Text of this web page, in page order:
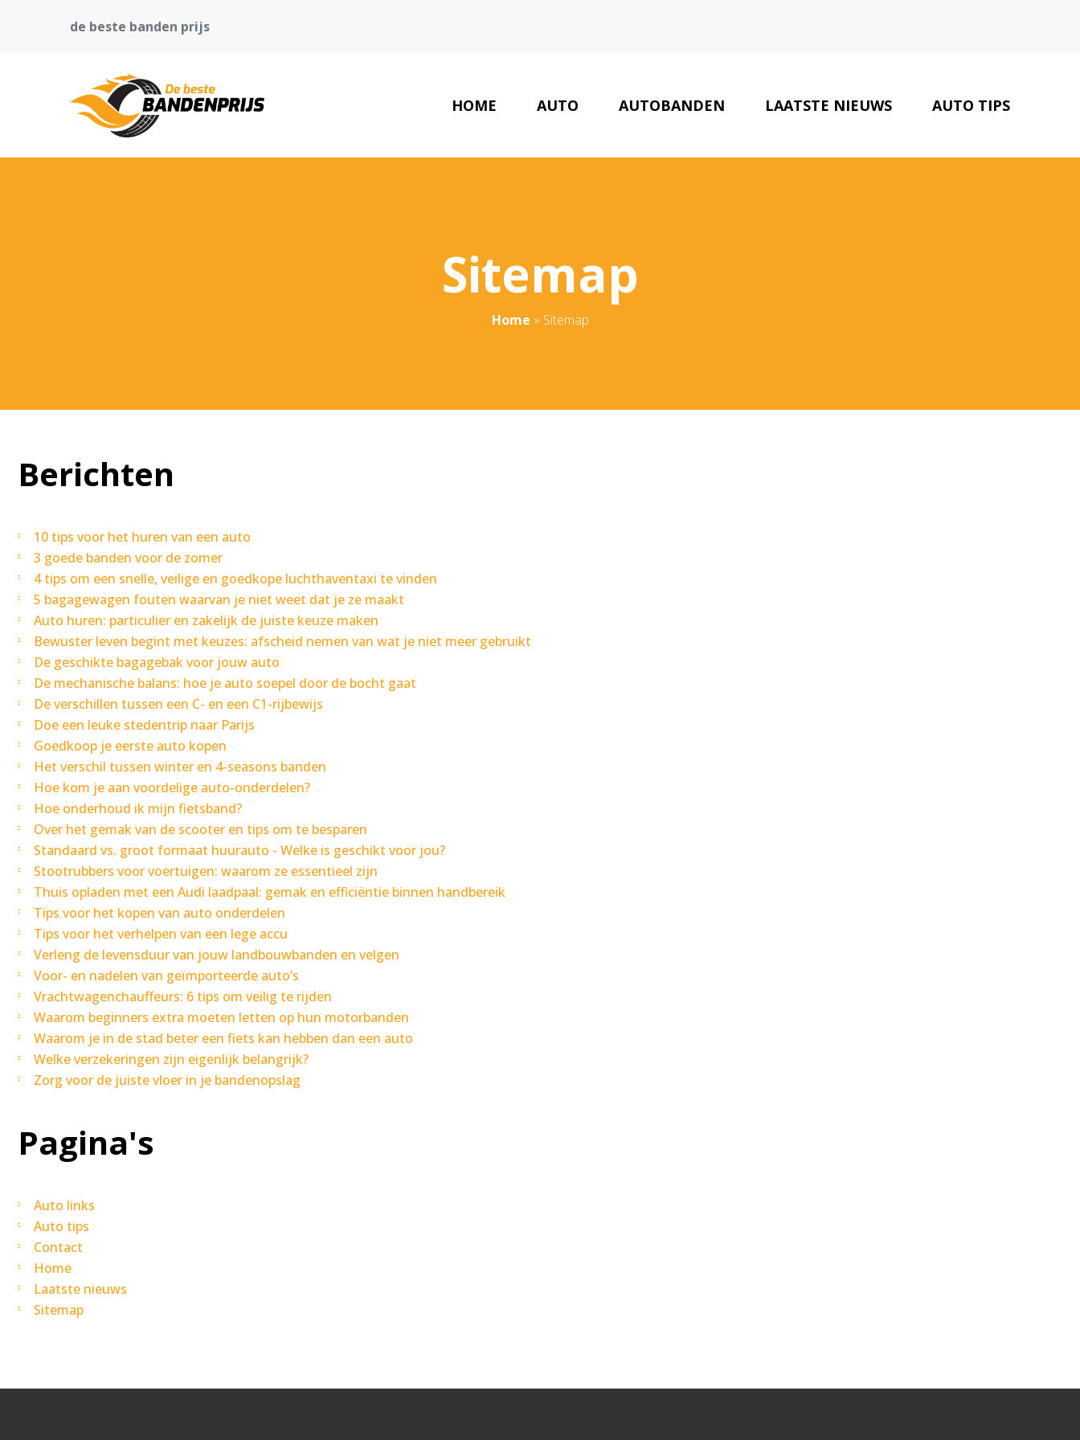
de beste banden prijs
HOME AUTO AUTOBANDEN LAATSTE NIEUWS AUTO TIPS
Sitemap
Home » Sitemap
Berichten
10 tips voor het huren van een auto
3 goede banden voor de zomer
4 tips om een snelle, veilige en goedkope luchthaventaxi te vinden
5 bagagewagen fouten waarvan je niet weet dat je ze maakt
Auto huren: particulier en zakelijk de juiste keuze maken
Bewuster leven begint met keuzes: afscheid nemen van wat je niet meer gebruikt
De geschikte bagagebak voor jouw auto
De mechanische balans: hoe je auto soepel door de bocht gaat
De verschillen tussen een C- en een C1-rijbewijs
Doe een leuke stedentrip naar Parijs
Goedkoop je eerste auto kopen
Het verschil tussen winter en 4-seasons banden
Hoe kom je aan voordelige auto-onderdelen?
Hoe onderhoud ik mijn fietsband?
Over het gemak van de scooter en tips om te besparen
Standaard vs. groot formaat huurauto - Welke is geschikt voor jou?
Stootrubbers voor voertuigen: waarom ze essentieel zijn
Thuis opladen met een Audi laadpaal: gemak en efficiëntie binnen handbereik
Tips voor het kopen van auto onderdelen
Tips voor het verhelpen van een lege accu
Verleng de levensduur van jouw landbouwbanden en velgen
Voor- en nadelen van geïmporteerde auto’s
Vrachtwagenchauffeurs: 6 tips om veilig te rijden
Waarom beginners extra moeten letten op hun motorbanden
Waarom je in de stad beter een fiets kan hebben dan een auto
Welke verzekeringen zijn eigenlijk belangrijk?
Zorg voor de juiste vloer in je bandenopslag
Pagina's
Auto links
Auto tips
Contact
Home
Laatste nieuws
Sitemap